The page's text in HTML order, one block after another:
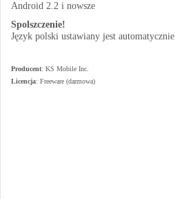
Android 2.2 i nowsze
Spolszczenie!
Język polski ustawiany jest automatycznie
Producent: KS Mobile Inc.
Licencja: Freeware (darmowa)